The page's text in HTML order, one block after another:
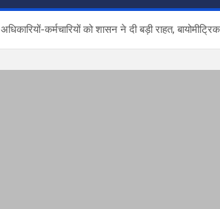
अधिकारियों-कर्मचारियों को शासन ने दी बड़ी राहत,